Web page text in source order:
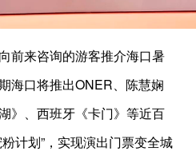
前来咨询的游客推介海口暑
海口将推出ONER、陈慧娴
》、西班牙《卡门》等近百
计划”，实现演出门票变全城